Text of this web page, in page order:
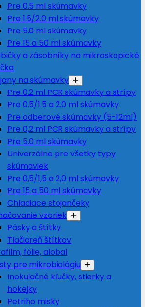
Pre 0.5 ml skúmavky
Pre 1.5/2.0 ml skúmavky
Pre 5.0 ml skúmavky
Pre 15 a 50 ml skúmavky
a zásobníky na mikroskopické
na skúmavky
Pre 0.2 ml PCR skúmavky a strípy
Pre 0.5/1.5 a 2.0 ml skúmavky
Pre odberové skúmavky (5-12ml)
Pre 0,2 ml PCR skúmavky a strípy
Pre 5.0 ml skúmavky
Univerzálne pre všetky typy
skúmaviek
Pre 0,5/1,5 a 2,0 ml skúmavky
Pre 15 a 50 ml skúmavky
Chladiace stojančeky
vzoriek
Pásky a štítky
Tlačiareň štítkov
fólie, alobal
pre mikrobiológiu
Inokulačné kľučky, stierky a
hokejky
Petriho misky